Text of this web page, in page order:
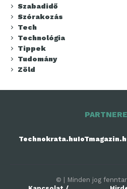
Szabadidő
Szórakozás
Tech
Technológia
Tippek
Tudomány
Zöld
Technokrata.hu
© | Minden jog